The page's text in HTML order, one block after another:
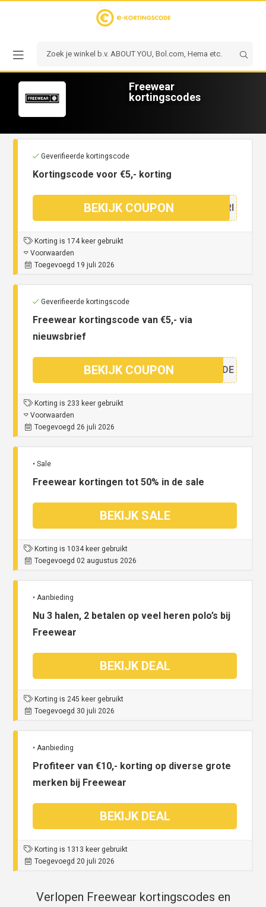
Freewear
kortingscodes
Geverifieerde kortingscode
Kortingscode voor €5,- korting
BFERI
BEKIJK COUPON
Korting is 174 keer gebruikt
Voorwaarden
Toegevoegd 19 juli 2026
Geverifieerde kortingscode
Freewear kortingscode van €5,- via
nieuwsbrief
SCODE
BEKIJK COUPON
Korting is 233 keer gebruikt
Voorwaarden
Toegevoegd 26 juli 2026
• Sale
Freewear kortingen tot 50% in de sale
BEKIJK SALE
Korting is 1034 keer gebruikt
Toegevoegd 02 augustus 2026
• Aanbieding
Nu 3 halen, 2 betalen op veel heren polo’s bij
Freewear
BEKIJK DEAL
Korting is 245 keer gebruikt
Toegevoegd 30 juli 2026
• Aanbieding
Profiteer van €10,- korting op diverse grote
merken bij Freewear
BEKIJK DEAL
Korting is 1313 keer gebruikt
Toegevoegd 20 juli 2026
Verlopen Freewear kortingscodes en